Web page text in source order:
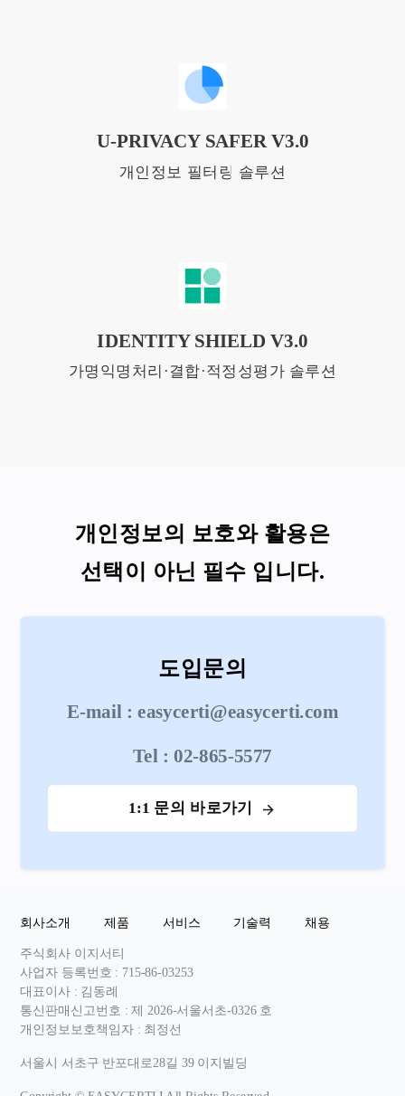
U-PRIVACY SAFER V3.0
개인정보 필터링 솔루션
IDENTITY SHIELD V3.0
가명익명처리·결합·적정성평가 솔루션
개인정보의 보호와 활용은
선택이 아닌 필수 입니다.
도입문의
E-mail : easycerti@easycerti.com
Tel : 02-865-5577
1:1 문의 바로가기
회사소개 제품 서비스 기술력 채용
주식회사 이지서티
사업자 등록번호 : 715-86-03253
대표이사 : 김동례
통신판매신고번호 : 제 2026-서울서초-0326 호
개인정보보호책임자 : 최정선
서울시 서초구 반포대로28길 39 이지빌딩